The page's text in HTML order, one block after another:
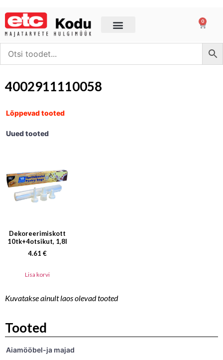
0
Tooted
Aiamööbel-ja majad
4002911110058
Lõppevad tooted
Uued tooted
Dekoreerimiskott
10tk+4otsikut, 1,8l
4.61 €
Lisa korvi
Kuvatakse ainult laos olevad tooted